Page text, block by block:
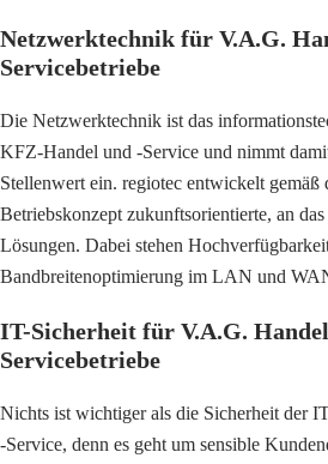
Netzwerktechnik für V.A.G.
Servicebetriebe
Die Netzwerktechnik ist das
KFZ-Handel und -Service und nimmt
Stellenwert ein. regiotec entwickelt gemäß
Betriebskonzept zukunftsorientierte, an das
Lösungen. Dabei stehen
Bandbreitenoptimierung im LAN und
IT-Sicherheit für V.A.G.
Servicebetriebe
Nichts ist wichtiger als die Sicherheit der
-Service, denn es geht um sensible